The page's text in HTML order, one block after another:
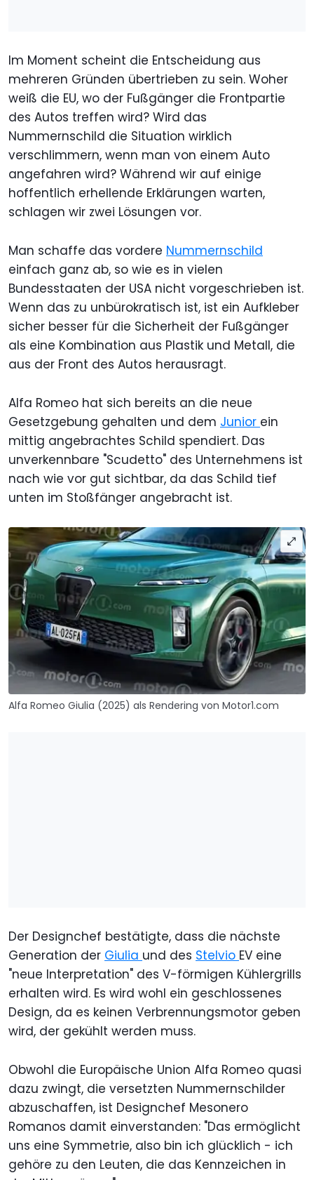
Im Moment scheint die Entscheidung aus
mehreren Gründen übertrieben zu sein. Woher
weiß die EU, wo der Fußgänger die Frontpartie
des Autos treffen wird? Wird das
Nummernschild die Situation wirklich
verschlimmern, wenn man von einem Auto
angefahren wird? Während wir auf einige
hoffentlich erhellende Erklärungen warten,
schlagen wir zwei Lösungen vor.
Man schaffe das vordere Nummernschild
einfach ganz ab, so wie es in vielen
Bundesstaaten der USA nicht vorgeschrieben ist.
Wenn das zu unbürokratisch ist, ist ein Aufkleber
sicher besser für die Sicherheit der Fußgänger
als eine Kombination aus Plastik und Metall, die
aus der Front des Autos herausragt.
Alfa Romeo hat sich bereits an die neue
Gesetzgebung gehalten und dem Junior ein
mittig angebrachtes Schild spendiert. Das
unverkennbare "Scudetto" des Unternehmens ist
nach wie vor gut sichtbar, da das Schild tief
unten im Stoßfänger angebracht ist.
Alfa Romeo Giulia (2025) als Rendering von Motor1.com
Der Designchef bestätigte, dass die nächste
Generation der Giulia und des Stelvio EV eine
"neue Interpretation" des V-förmigen Kühlergrills
erhalten wird. Es wird wohl ein geschlossenes
Design, da es keinen Verbrennungsmotor geben
wird, der gekühlt werden muss.
Obwohl die Europäische Union Alfa Romeo quasi
dazu zwingt, die versetzten Nummernschilder
abzuschaffen, ist Designchef Mesonero
Romanos damit einverstanden: "Das ermöglicht
uns eine Symmetrie, also bin ich glücklich - ich
gehöre zu den Leuten, die das Kennzeichen in